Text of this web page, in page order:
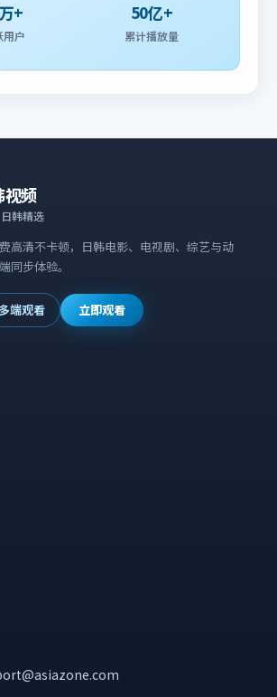
+
用户
50亿+
累计播放量
视频
韩精选
高清不卡顿，日韩电影、电视剧、综艺与动
同步体验。
多端观看 立即观看